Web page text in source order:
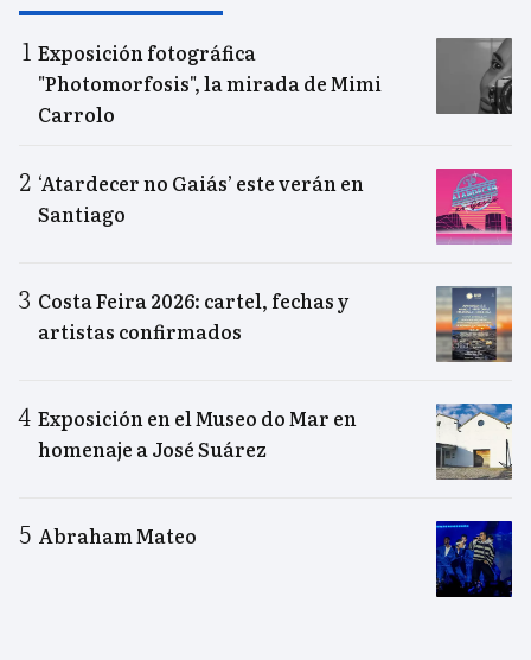
Exposición fotográfica
"Photomorfosis", la mirada de Mimi
Carrolo
‘Atardecer no Gaiás’ este verán en
Santiago
Costa Feira 2026: cartel, fechas y
artistas confirmados
Exposición en el Museo do Mar en
homenaje a José Suárez
Abraham Mateo